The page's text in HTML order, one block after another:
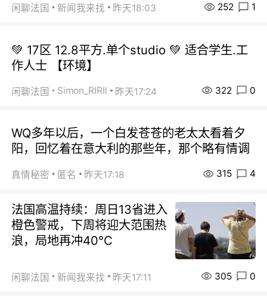
闲聊法国 新闻我来找 昨天18:03 252 1
💚 17区 12.8平方.单个studio 💚 适合学生.工
作人士 【环境】
闲聊法国 Simon_RIRIl 昨天17:24 322 0
WQ多年以后，一个白发苍苍的老太太看着夕
阳，回忆着在意大利的那些年，那个略有情调
真情秘密 匿名 昨天17:18 315 4
法国高温持续：周日13省进入
橙色警戒，下周将迎大范围热
浪，局地再冲40℃
闲聊法国 新闻我来找 昨天17:11 305 0